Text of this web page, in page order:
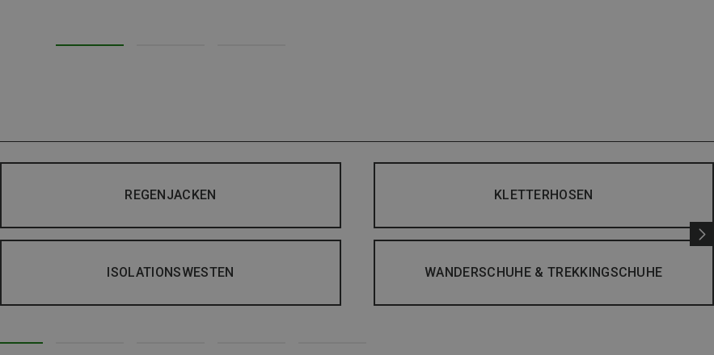
REGENJACKEN KLETTERHOSEN
ISOLATIONSWESTEN WANDERSCHUHE & TREKKINGSCHUHE